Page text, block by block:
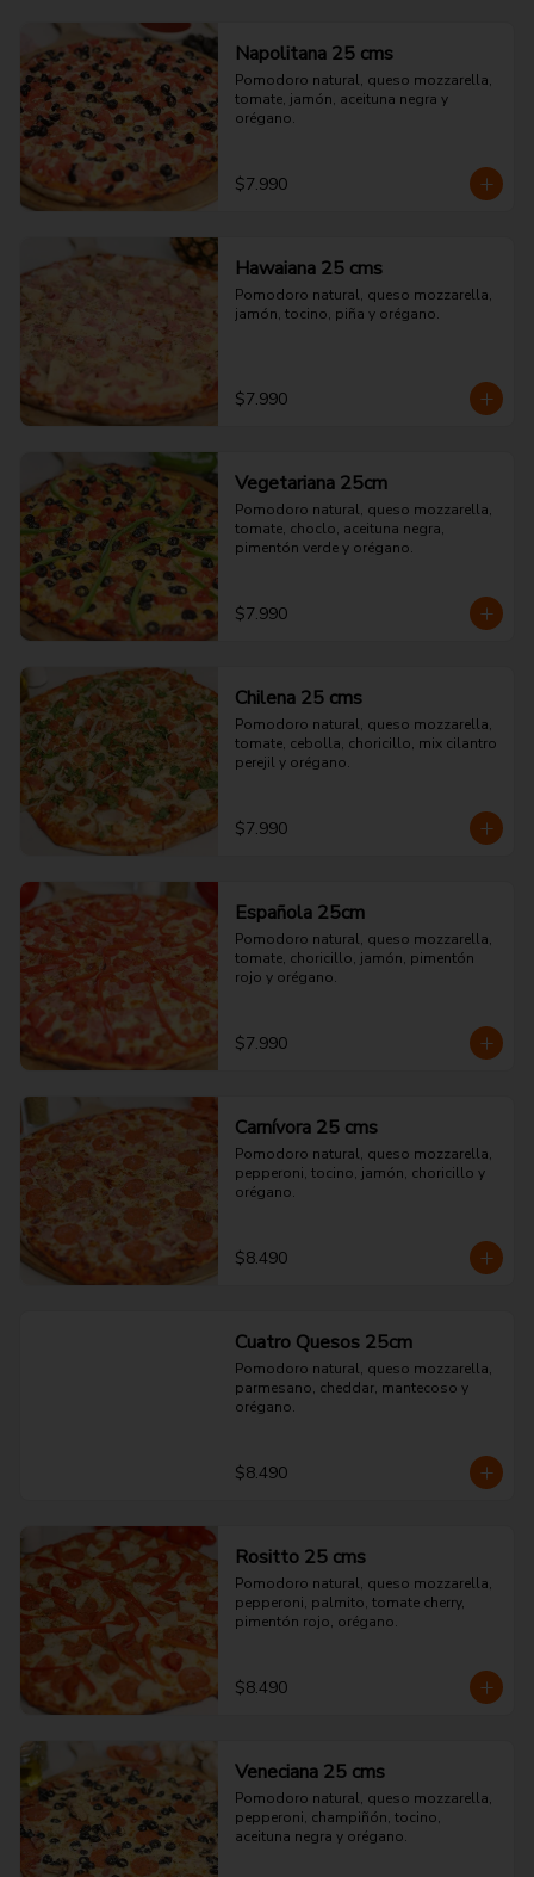
Napolitana 25 cms
Pomodoro natural, queso mozzarella,
tomate, jamón, aceituna negra y
orégano.
$7.990
Hawaiana 25 cms
Pomodoro natural, queso mozzarella,
jamón, tocino, piña y orégano.
$7.990
Vegetariana 25cm
Pomodoro natural, queso mozzarella,
tomate, choclo, aceituna negra,
pimentón verde y orégano.
$7.990
Chilena 25 cms
Pomodoro natural, queso mozzarella,
tomate, cebolla, choricillo, mix cilantro
perejil y orégano.
$7.990
Española 25cm
Pomodoro natural, queso mozzarella,
tomate, choricillo, jamón, pimentón
rojo y orégano.
$7.990
Carnívora 25 cms
Pomodoro natural, queso mozzarella,
pepperoni, tocino, jamón, choricillo y
orégano.
$8.490
Cuatro Quesos 25cm
Pomodoro natural, queso mozzarella,
parmesano, cheddar, mantecoso y
orégano.
$8.490
Rositto 25 cms
Pomodoro natural, queso mozzarella,
pepperoni, palmito, tomate cherry,
pimentón rojo, orégano.
$8.490
Veneciana 25 cms
Pomodoro natural, queso mozzarella,
pepperoni, champiñón, tocino,
aceituna negra y orégano.